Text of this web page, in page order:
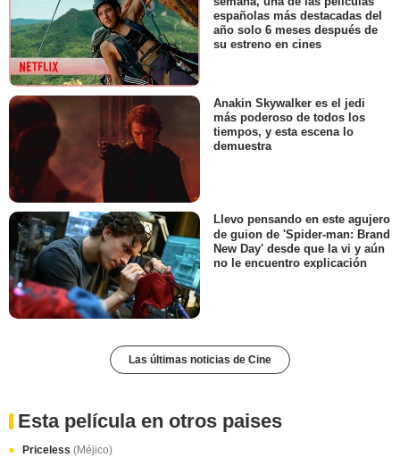
españolas más destacadas del
año solo 6 meses después de
su estreno en cines
Anakin Skywalker es el jedi
más poderoso de todos los
tiempos, y esta escena lo
demuestra
Llevo pensando en este agujero
de guion de 'Spider-man: Brand
New Day' desde que la vi y aún
no le encuentro explicación
Las últimas noticias de Cine
Esta película en otros paises
Priceless (Méjico)